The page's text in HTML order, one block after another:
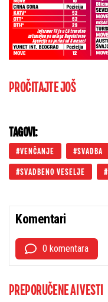
PROČITAJTE JOŠ
TAGOVI:
VENČANJE SVADBA
SVADBENO VESELJE
Komentari
0 komentara
PREPORUČENE AI VESTI